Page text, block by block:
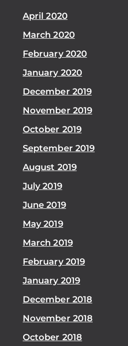
April 2020
March 2020
February 2020
January 2020
December 2019
November 2019
October 2019
September 2019
August 2019
July 2019
June 2019
May 2019
March 2019
February 2019
January 2019
December 2018
November 2018
October 2018